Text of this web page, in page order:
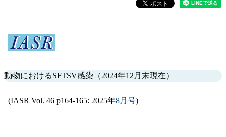
動物におけるSFTSV感染（2024年12月末現在）
(IASR Vol. 46 p164-165: 2025年8月号)